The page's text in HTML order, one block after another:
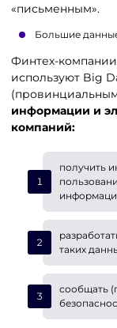
«письменным».
Большие
Финтех-
используют Big
информации и
компаний:
получить
таких
сообщать